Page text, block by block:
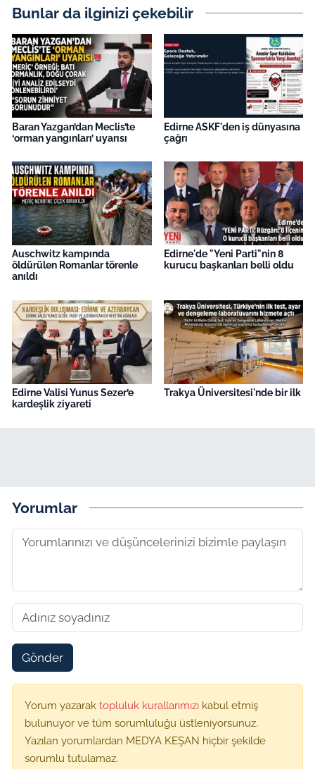
Bunlar da ilginizi çekebilir
Baran Yazgan’dan Meclis’te
‘orman yangınları’ uyarısı
Edirne ASKF'den iş dünyasına
çağrı
Auschwitz kampında
öldürülen Romanlar törenle
anıldı
Edirne'de "Yeni Parti"nin 8
kurucu başkanları belli oldu
Edirne Valisi Yunus Sezer’e
kardeşlik ziyareti
Trakya Üniversitesi'nde bir ilk
Yorumlar
Gönder
Yorum yazarak topluluk kurallarımızı kabul etmiş
bulunuyor ve tüm sorumluluğu üstleniyorsunuz.
Yazılan yorumlardan MEDYA KEŞAN hiçbir şekilde
sorumlu tutulamaz.